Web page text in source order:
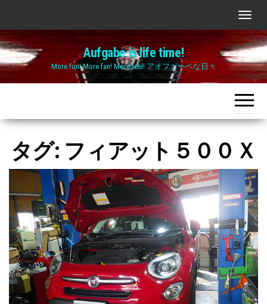
the
content
ナ
ビ
ゲ
ー
シ
ョ
ン
り
替
え
Aufgabe is life time!
More fun! More fan! More feel! アオフガーベな日々
タグ: フィアット５００Ｘ